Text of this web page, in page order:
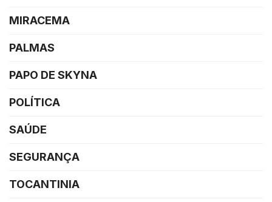
MIRACEMA
PALMAS
PAPO DE SKYNA
POLÍTICA
SAÚDE
SEGURANÇA
TOCANTINIA